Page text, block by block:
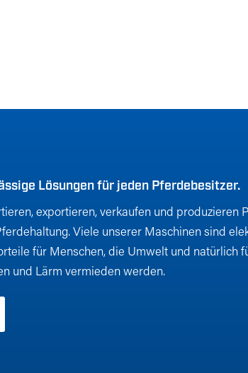
Lösungen für jeden Pferdebesitzer.
exportieren, verkaufen und produzieren
Viele unserer Maschinen sind
für Menschen, die Umwelt und natürlich
und Lärm vermieden werden.